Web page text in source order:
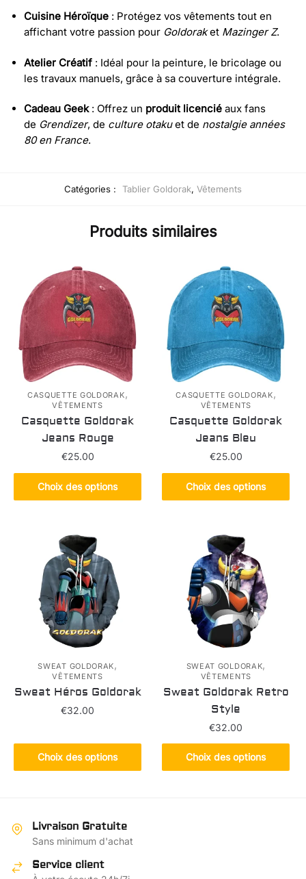
Cuisine Héroïque : Protégez vos vêtements tout en
affichant votre passion pour Goldoraket Mazinger Z.
Atelier Créatif : Idéal pour la peinture, le bricolage ou
les travaux manuels, grâce à sa couverture intégrale.
Cadeau Geek: Offrez un produit licencié aux fans
de Grendizer, de culture otakuet de nostalgie années
80 en France.
Catégories : Tablier Goldorak, Vêtements
Produits similaires
CASQUETTE GOLDORAK,
VÊTEMENTS
Casquette Goldorak
Jeans Rouge
€25.00
Choix des options
Ce
produit
plusieurs
variations.
Les
options
peuvent
être
choisies
sur
la
page
du
produit
CASQUETTE GOLDORAK,
VÊTEMENTS
Casquette Goldorak
Jeans Bleu
€25.00
Choix des options
Ce
produit
plusieurs
variations.
Les
options
peuvent
être
choisies
sur
la
page
du
produit
SWEAT GOLDORAK,
VÊTEMENTS
Sweat Héros Goldorak
€32.00
Choix des options
produit
a
être
SWEAT GOLDORAK,
VÊTEMENTS
Sweat Goldorak Retro
Style
€32.00
Choix des options
Ce
produit
Livraison Gratuite
Sans minimum d'achat
Service client